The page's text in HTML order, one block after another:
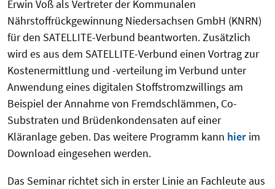
Erwin Voß als Vertreter der Kommunalen
Nährstoffrückgewinnung Niedersachsen GmbH (KNRN)
für den SATELLITE-Verbund beantworten. Zusätzlich
wird es aus dem SATELLITE-Verbund einen Vortrag zur
Kostenermittlung und -verteilung im Verbund unter
Anwendung eines digitalen Stoffstromzwillings am
Beispiel der Annahme von Fremdschlämmen, Co-
Substraten und Brüdenkondensaten auf einer
Kläranlage geben. Das weitere Programm kann hier im
Download eingesehen werden.
Das Seminar richtet sich in erster Linie an Fachleute aus